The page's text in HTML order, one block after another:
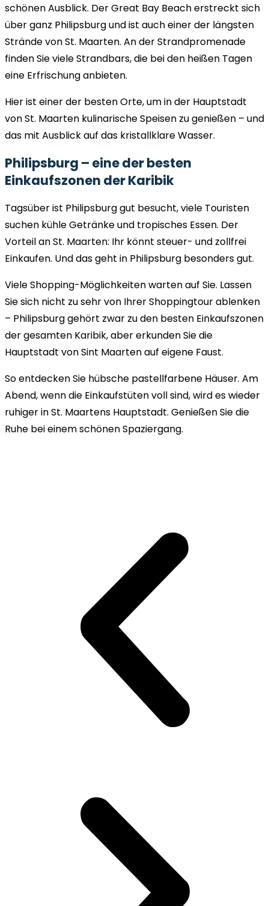
schönen Ausblick. Der Great Bay Beach erstreckt sich
über ganz Philipsburg und ist auch einer der längsten
Strände von St. Maarten. An der Strandpromenade
finden Sie viele Strandbars, die bei den heißen Tagen
eine Erfrischung anbieten.
Hier ist einer der besten Orte, um in der Hauptstadt
von St. Maarten kulinarische Speisen zu genießen – und
das mit Ausblick auf das kristallklare Wasser.
Philipsburg – eine der besten
Einkaufszonen der Karibik
Tagsüber ist Philipsburg gut besucht, viele Touristen
suchen kühle Getränke und tropisches Essen. Der
Vorteil an St. Maarten: Ihr könnt steuer- und zollfrei
Einkaufen. Und das geht in Philipsburg besonders gut.
Viele Shopping-Möglichkeiten warten auf Sie. Lassen
Sie sich nicht zu sehr von Ihrer Shoppingtour ablenken
– Philipsburg gehört zwar zu den besten Einkaufszonen
der gesamten Karibik, aber erkunden Sie die
Hauptstadt von Sint Maarten auf eigene Faust.
So entdecken Sie hübsche pastellfarbene Häuser. Am
Abend, wenn die Einkaufstüten voll sind, wird es wieder
ruhiger in St. Maartens Hauptstadt. Genießen Sie die
Ruhe bei einem schönen Spaziergang.